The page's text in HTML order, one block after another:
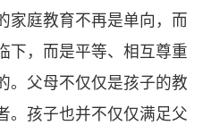
家庭教育不再是单向，而
下，而是平等、相互尊重
。父母不仅仅是孩子的教
。孩子也并不仅仅满足父